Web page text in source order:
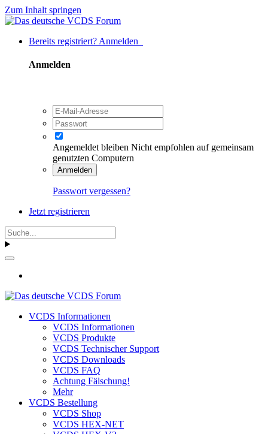
Zum Inhalt springen
Bereits registriert? Anmelden
Anmelden
Angemeldet bleiben Nicht empfohlen auf gemeinsam
genutzten Computern
Anmelden
Passwort vergessen?
Jetzt registrieren
VCDS Informationen
VCDS Informationen
VCDS Produkte
VCDS Technischer Support
VCDS Downloads
VCDS FAQ
Achtung Fälschung!
Mehr
VCDS Bestellung
VCDS Shop
VCDS HEX-NET